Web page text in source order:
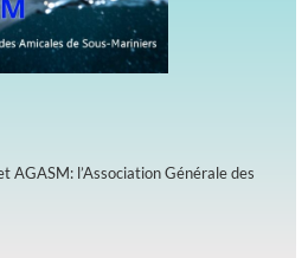
AGASM: l’Association Générale des